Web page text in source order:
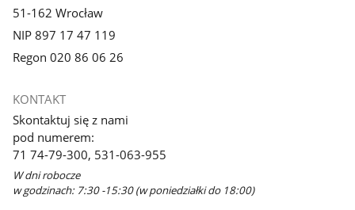
51-162 Wrocław
NIP 897 17 47 119
Regon 020 86 06 26
KONTAKT
Skontaktuj się z nami
pod numerem:
71 74-79-300, 531-063-955
W dni robocze
w godzinach: 7:30 -15:30 (w poniedziałki do 18:00)